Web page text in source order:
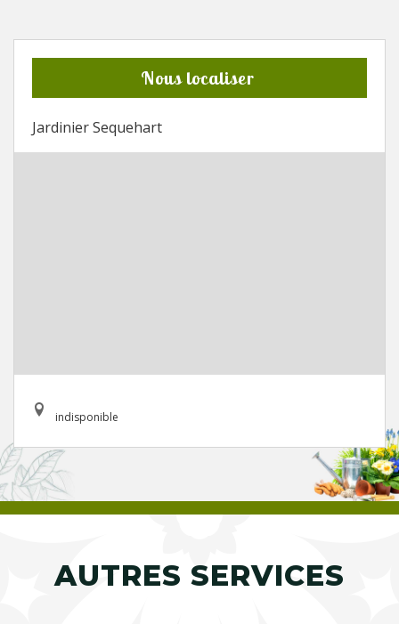
Nous localiser
Jardinier Sequehart
indisponible
AUTRES SERVICES